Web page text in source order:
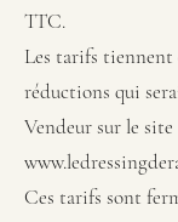
TTC.
Les tarifs tiennent
réductions qui
Vendeur sur le site
Ces tarifs sont